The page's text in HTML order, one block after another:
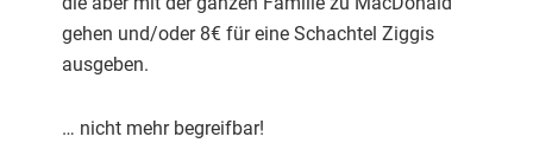
gehen und/oder 8€ für eine Schachtel Ziggis
ausgeben.
… nicht mehr begreifbar!